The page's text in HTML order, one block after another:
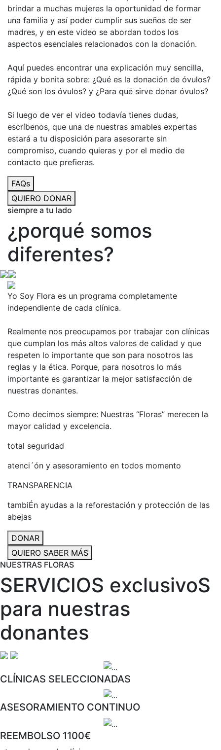
brindar a muchas mujeres la oportunidad de formar
una familia y así poder cumplir sus sueños de ser
madres, y en este video se abordan todos los
aspectos esenciales relacionados con la donación.
Aquí puedes encontrar una explicación muy sencilla,
rápida y bonita sobre: ¿Qué es la donación de óvulos?
¿Qué son los óvulos? y ¿Para qué sirve donar óvulos?
Si luego de ver el video todavía tienes dudas,
escríbenos, que una de nuestras amables expertas
estará a tu disposición para asesorarte sin
compromiso, cuando quieras y por el medio de
contacto que prefieras.
FAQs
QUIERO DONAR
siempre a tu lado
¿porqué somos
diferentes?
Yo Soy Flora es un programa completamente
independiente de cada clínica.
Realmente nos preocupamos por trabajar con clínicas
que cumplan los más altos valores de calidad y que
respeten lo importante que son para nosotros las
reglas y la ética. Porque, para nosotros lo más
importante es garantizar la mejor satisfacción de
nuestras donantes.
Como decimos siempre: Nuestras “Floras” merecen la
mayor calidad y excelencia.
total seguridad
atenci´ón y asesoramiento en todos momento
TRANSPARENCIA
tambiÉn ayudas a la reforestación y protección de las
abejas
DONAR
QUIERO SABER MÁS
NUESTRAS FLORAS
SERVICIOS exclusivoS
para nuestras
donantes
CLÍNICAS SELECCIONADAS
ASESORAMIENTO CONTINUO
REEMBOLSO 1100€